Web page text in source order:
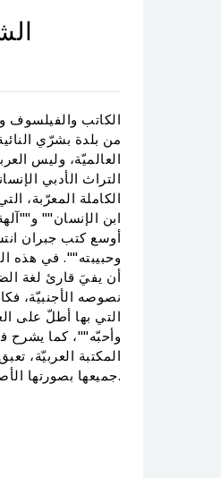
من بلدة بشرّي
العالميّة، وليس
التراث الأدبي
الكاملة المعرّبة،
ابن الإنسان""
أوسع كتب جبران
وحبيبته"". في هذه
أن يفيَ قارئ لغة
نصوصه الأجنبيّة،
التي بها أطلّ على
وأحبّه""، كما يشرح
المكتبة العربيّة،
جميعها بصورتها الأصليّة، ملوّنة وبجودة عالية.